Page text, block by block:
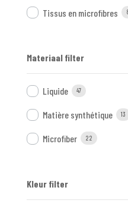
Tissus en microfibres
Materiaal filter
Liquide 47
Matière synthétique 13
Microfiber 22
Kleur filter